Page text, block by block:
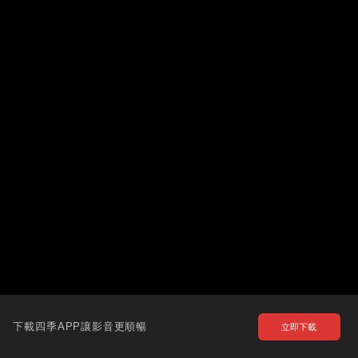
下載四季APP讓影音更順暢 立即下載